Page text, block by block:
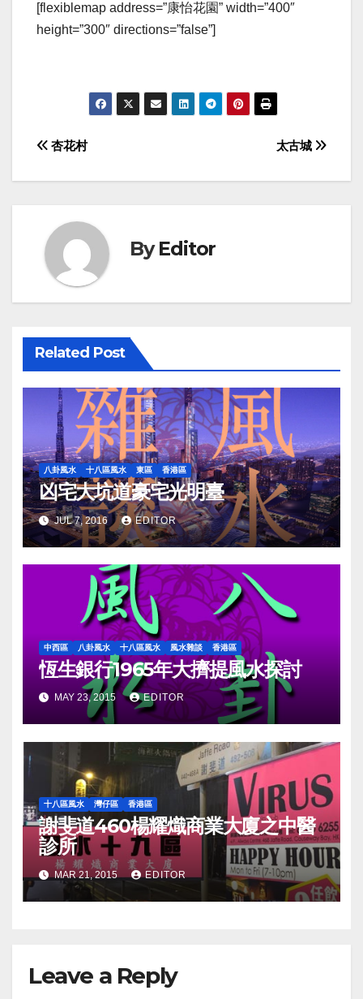
[flexiblemap address=”康怡花園” width=”400″
height=”300″ directions=”false”]
Post
navigation
太古城
杏花村
ByEditor
Related Post
八卦風水 十八區風水 東區 香港區
凶宅大坑道豪宅光明臺
JUL 7, 2016 EDITOR
中西區 八卦風水 十八區風水 風水雜談 香港區
恆生銀行1965年大擠提風水探討
MAY 23, 2015 EDITOR
十八區風水 灣仔區 香港區
謝斐道460楊耀熾商業大廈之中醫
診所
MAR 21, 2015 EDITOR
Leave a Reply